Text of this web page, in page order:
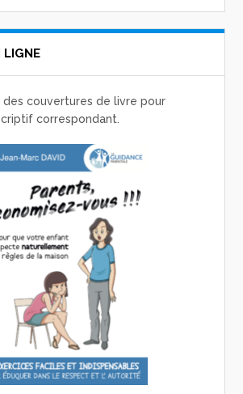
LIGNE
des couvertures de livre pour
correspondant.